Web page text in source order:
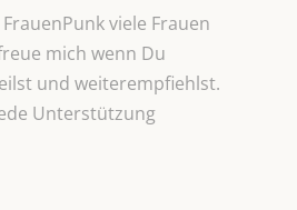
viele Frauen
mich wenn Du
und weiterempfiehlst.
Unterstützung